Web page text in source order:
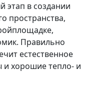
этап в создании
пространства,
Правильно
естественное
и хорошие тепло- и